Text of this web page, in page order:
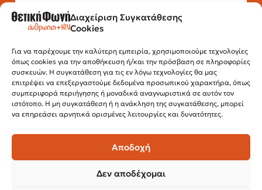
Διαχείριση Συγκατάθεσης
Cookies
Για να παρέχουμε την καλύτερη εμπειρία, χρησιμοποιούμε τεχνολογίες
όπως cookies για την αποθήκευση ή/και την πρόσβαση σε πληροφορίες
συσκευών. Η συγκατάθεση για τις εν λόγω τεχνολογίες θα μας
επιτρέψει να επεξεργαστούμε δεδομένα προσωπικού χαρακτήρα, όπως
συμπεριφορά περιήγησης ή μοναδικά αναγνωριστικά σε αυτόν τον
ιστότοπο. Η μη συγκατάθεση ή η ανάκληση της συγκατάθεσης, μπορεί
να επηρεάσει αρνητικά ορισμένες λειτουργίες και δυνατότητες.
Αποδοχή
Δεν αποδέχομαι
Τηλέφωνο: 2315 525 020
Fax: 210 32 15 644
Εγνατίας 112, 3ος όροφος, 54622,
Θεσσαλονίκη
Ώρες λειτουργίας:
Δευτέρα – Παρασκευή, 10:00 –14:00